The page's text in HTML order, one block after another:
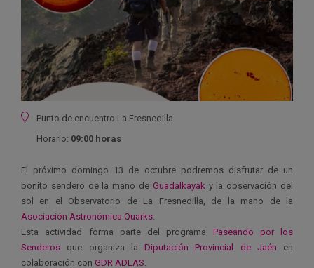
Ubicación
Punto de encuentro La Fresnedilla
Horario: 09:00 horas
El próximo domingo 13 de octubre podremos disfrutar de un
bonito sendero de la mano de Guadalkayak y la observación del
sol en el Observatorio de La Fresnedilla, de la mano de la
Asociación Astronómica Quarks
Esta actividad forma parte del programa Paseando por los
Senderos que organiza la Diputación Provincial de Jaén en
colaboración con GDR ADLAS